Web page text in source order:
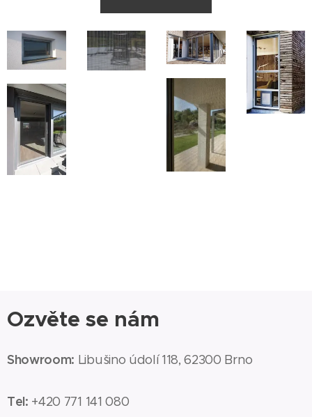
Ozvěte se nám
Showroom: Libušino údolí 118, 62300 Brno
Tel: +420 771 141 080